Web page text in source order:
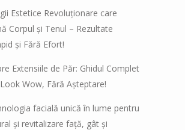
Estetice Revoluționare care
Corpul și Tenul – Rezultate
și Fără Efort!
Extensiile de Păr: Ghidul Complet
Wow, Fără Așteptare!
facială unică în lume pentru
și revitalizare față, gât și